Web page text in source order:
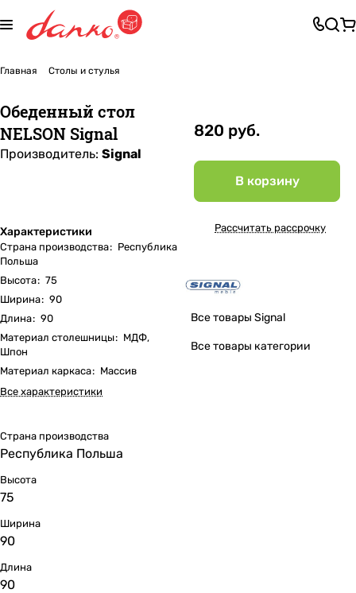
Главная Столы и стулья
Обеденный стол
NELSON Signal
Производитель: Signal
Характеристики
Страна производства: Республика
Польша
Высота: 75
Ширина: 90
Длина: 90
Материал столешницы: МДФ,
Шпон
Материал каркаса: Массив
Все характеристики
820 руб.
В корзину
Рассчитать рассрочку
Все товары Signal
Все товары категории
Страна производства
Республика Польша
Высота
75
Ширина
90
Длина
90